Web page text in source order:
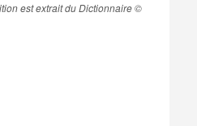
est extrait du Dictionnaire ©